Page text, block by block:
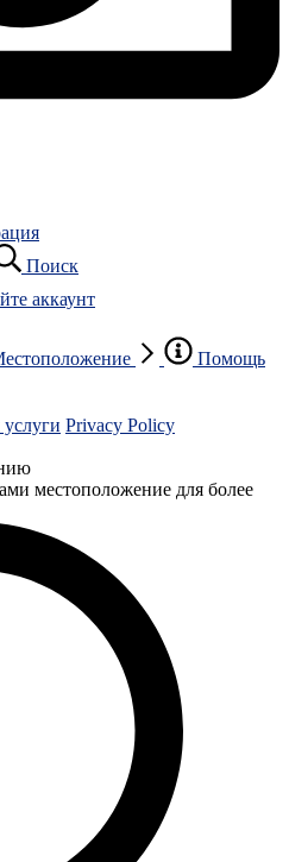
Поиск
аккаунт
Помощь
Privacy Policy
местоположение для более